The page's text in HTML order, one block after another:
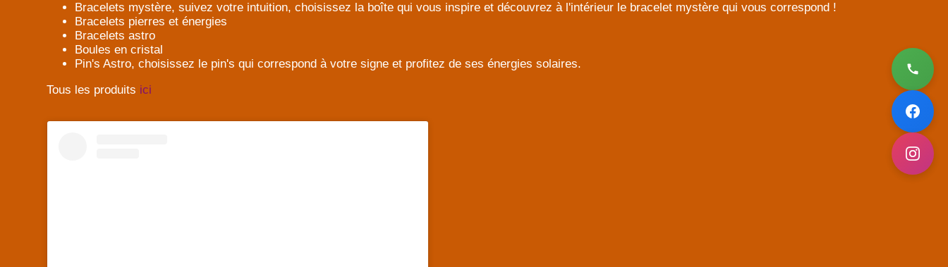
Bracelets mystère, suivez votre intuition, choisissez la boîte qui vous inspire et découvrez à l'intérieur le bracelet mystère qui vous correspond !
Bracelets pierres et énergies
Bracelets astro
Boules en cristal
Pin's Astro, choisissez le pin's qui correspond à votre signe et profitez de ses énergies solaires.
Tous les produits ici